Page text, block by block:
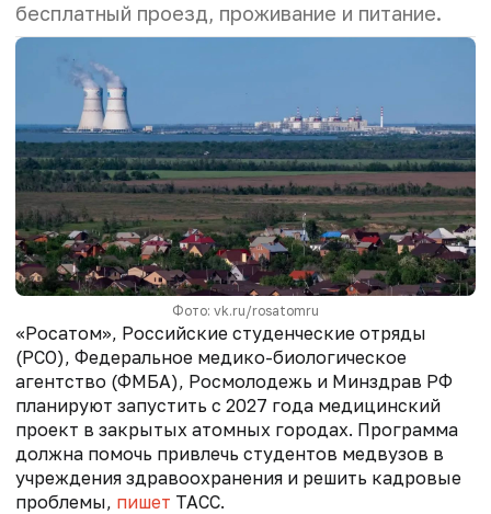
бесплатный проезд, проживание и питание.
Фото: vk.ru/rosatomru
«Росатом», Российские студенческие отряды
(РСО), Федеральное медико-биологическое
агентство (ФМБА), Росмолодежь и Минздрав РФ
планируют запустить с 2027 года медицинский
проект в закрытых атомных городах. Программа
должна помочь привлечь студентов медвузов в
учреждения здравоохранения и решить кадровые
проблемы, пишет ТАСС.